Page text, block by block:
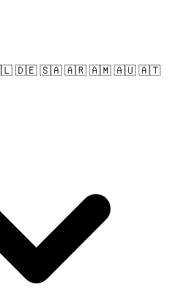
🇩🇪 🇸🇦 🇦🇷 🇦🇲 🇦🇺 🇦🇹